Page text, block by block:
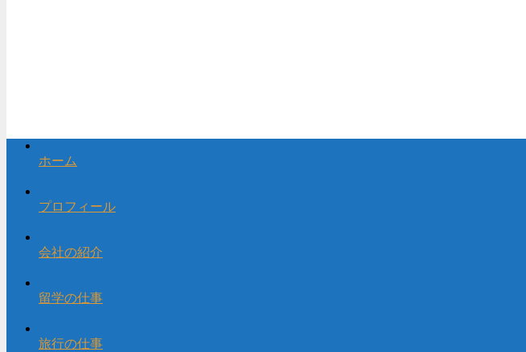
ホーム
プロフィール
会社の紹介
留学の仕事
旅行の仕事